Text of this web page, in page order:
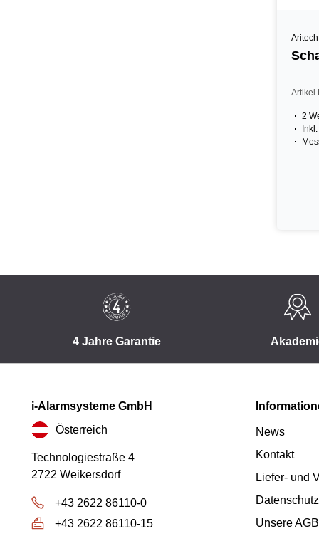
Aritech
Artikel
2
4 Jahre Garantie
i-Alarmsysteme GmbH
Österreich
Technologiestraße 4
2722 Weikersdorf
+43 2622 86110-0
+43 2622 86110-15
News
Kontakt
Liefer- und
Datenschutz
Unsere AGB